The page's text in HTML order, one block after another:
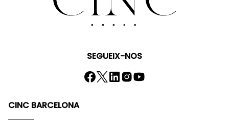
SEGUEIX-NOS
CINC BARCELONA